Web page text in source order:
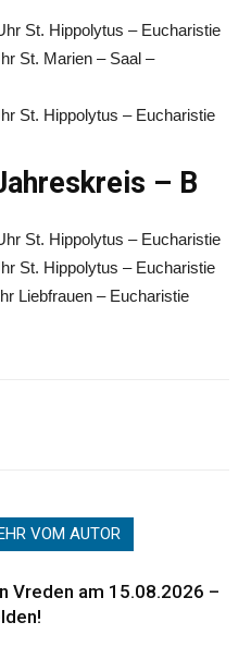
St. Hippolytus – Eucharistie
St. Marien – Saal –
St. Hippolytus – Eucharistie
– B
St. Hippolytus – Eucharistie
St. Hippolytus – Eucharistie
Liebfrauen – Eucharistie
VOM AUTOR
Vreden am 15.08.2026 –